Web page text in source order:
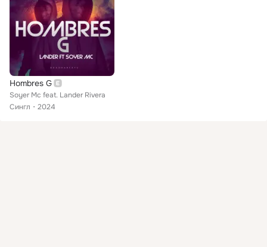
Hombres G
Soyer Mc feat. Lander Rivera
Сингл
2024